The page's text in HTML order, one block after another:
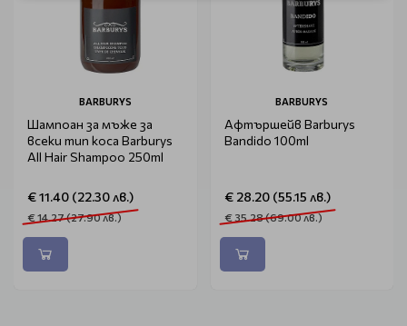
BARBURYS
Шампоан за мъже за
всеки тип коса Barburys
All Hair Shampoo 250ml
€ 11.40 (22.30 лв.)
€ 14.27 (27.90 лв.)
BARBURYS
Афтършейв Barburys
Bandido 100ml
€ 28.20 (55.15 лв.)
€ 35.28 (69.00 лв.)